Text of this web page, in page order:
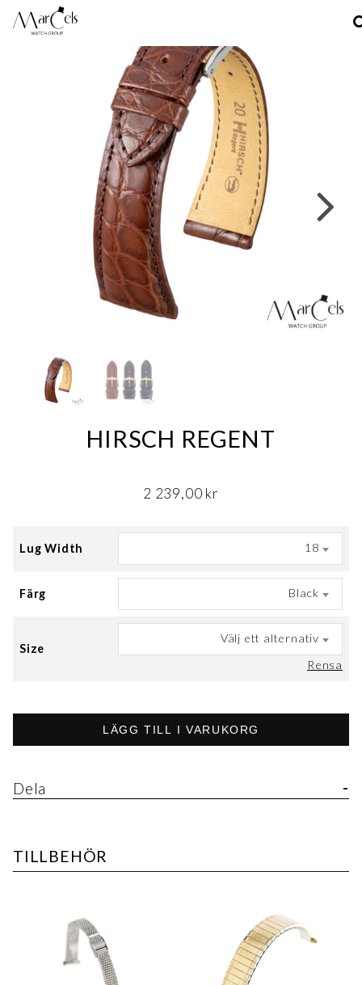
HIRSCH REGENT
2 239,00 kr
Lug Width 18
Färg Black
Size
Välj ett alternativ
Rensa
LÄGG TILL I VARUKORG
Dela
TILLBEHÖR